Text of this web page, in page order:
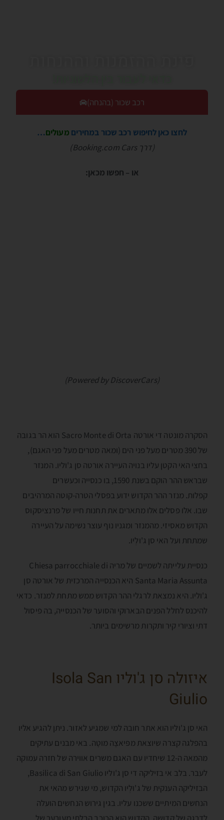
רכב שכור (בהנחה)
לחצו כאן לחיפוש רכב שכור במחירים מעולים…
(דרך Booking.com Cars)
או – חפשו מכאן:
(Powered by DiscoverCars)
הסקרה מונטה די אורטה Sacro Monte di Orta הוא הר בגובה
של 390 מטרים מעל פני הים (ומאה מטרים מעל פני האגם),
בחצי האי הקטן עליו בנויה העיירה אורטה סן ג'וליו. המנזר
שבראש ההר הוקם בשנת 1590, בו כנסייה וכעשרים
קפלות. מנזר ההר הקדוש ידוע בפסלי הטרה-קוטה המרהיבים
שבו. אלו פסלים אלו מתארים את תחנות חייו של פרנציסקוס
הקדוש מאסיזי. מהמנזר ומגניו נוף עוצר נשימה על העיירה
שמתחת ועל האי סן ג'וּלְיו.
כנסיית עלייתה לשמיים של מריה Chiesa parrocchiale di
Santa Maria Assunta היא הכנסייה המרכזית של אורטה סן
ג'וליו. היא נמצאת לרגלי ההר הקדוש ממש מתחת למנזר. כדאי
להיכנס לחלל הפנים הבארוקי והסוער של הכנסייה, בה פיסול
דתי וציורי קיר ותקרות מרשימים ביותר.
איזולה סן ג'וליו Isola San
Giulio
האי סן ג'וליו הוא אתר חובה למי שמגיע לאזור. ניתן להגיע אליו
בהפלגה קצרה שיוצאת מפּיאצָה מוטָה. באי מבנים עתיקים
מהמאה ה-12 שיחדיו עם האגם משרים אווירה של חזרה עמוקה
לעבר. בלב אי בזיליקה די סן ג'וליו Basilica di San Giulio,
הבזיליקה הענקית של ג'וּלְיו הקדוש, מי שגירש מהאי את
הנחשים המיתיים ששכנו עליו. בגין גירוש הנחשים הועלה